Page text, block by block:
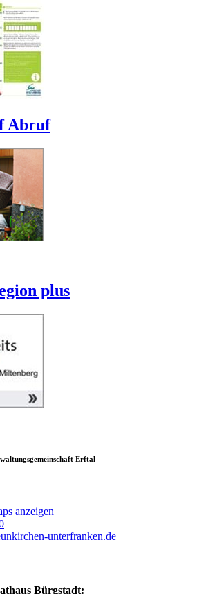
Abruf
plus
Erftal
anzeigen
unterfranken.de
Bürgstadt: